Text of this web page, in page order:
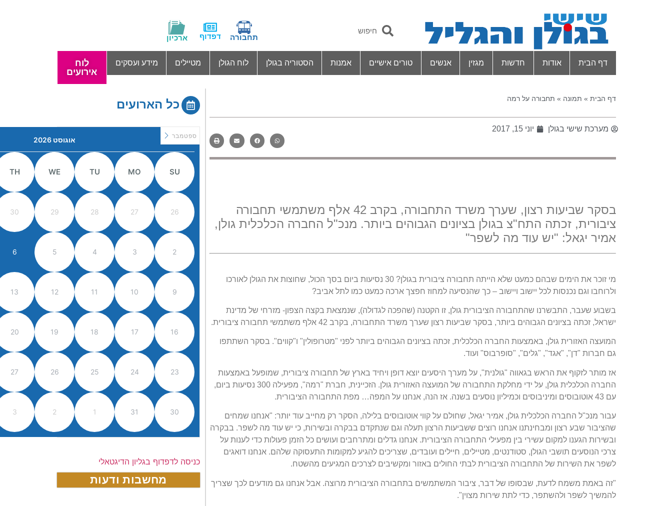
תחבורה דפדוף ארכיון
דף הבית אודות חדשות מגזין אנשים טורים אישיים אמנות הסטוריה בגולן לוח הגולן מטיילים מידע ועסקים
לוח
אירועים
דף הבית » תמונה » תחבורה על רמה
מערכת שישי בגולן יוני 15, 2017
בסקר שביעות רצון, שערך משרד התחבורה, בקרב 42 אלף משתמשי תחבורה
ציבורית, זכתה התח"צ בגולן בציונים הגבוהים ביותר. מנכ"ל החברה הכלכלית גולן,
אמיר יגאל: "יש עוד מה לשפר"
מי זוכר את הימים שבהם כמעט שלא הייתה תחבורה ציבורית בגולן? 30 נסיעות ביום בסך הכול, שחוצות את הגולן לאורכו
ולרוחבו וגם נכנסות לכל יישוב ויישוב – כך שהנסיעה למחוז חפצך ארכה כמעט כמו לתל אביב?
בשבוע שעבר, התבשרנו שהתחבורה הציבורית גולן, זו הקטנה (שהפכה לגדולה), שנמצאת בקצה הצפון- מזרחי של מדינת
ישראל, זכתה בציונים הגבוהים ביותר, בסקר שביעות רצון שערך משרד התחבורה, בקרב 42 אלף משתמשי תחבורה ציבורית.
המועצה האזורית גולן, באמצעות החברה הכלכלית, זכתה בציונים הגבוהים ביותר לפני "מטרופולין" ו"קווים". בסקר השתתפו
גם חברות "דן", "אגד", "גלים", "סופרבוס" ועוד.
אז מותר לזקוף את הראש בגאווה "גולנית", על מערך היסעים יוצא דופן ויחיד בארץ של תחבורה ציבורית, שמופעל באמצעות
החברה הכלכלית גולן, על ידי מחלקת התחבורה של המועצה האזורית גולן. הזכיינית, חברת "רמה", מפעילה 300 נסיעות ביום,
עם 43 אוטובוסים ומיניבוסים וכמיליון נוסעים בשנה. אז הנה, אנחנו על המפה… מפת התחבורה הציבורית.
עבור מנכ"ל החברה הכלכלית גולן, אמיר יגאל, שחולם על קווי אוטובוסים בלילה, הסקר רק מחייב עוד יותר: "אנחנו שמחים
שהציבור שבע רצון ומבחינתנו אנחנו רוצים ששביעות הרצון תעלה וגם שנתקדם בבקרה ובשירות, כי יש עוד מה לשפר. בבקרה
ובשירות הגענו למקום עשירי בין מפעילי התחבורה הציבורית. אנחנו גדלים ומתרחבים ועושים כל הזמן פעולות כדי לענות על
צרכי הנוסעים תושבי הגולן, סטודנטים, מטיילים, חיילים ועובדים, שצריכים להגיע למקומות התעסוקה שלהם. אנחנו דואגים
לשפר את השירות של התחבורה הציבורית לבתי החולים באזור ומקשיבים לצרכים המגיעים מהשטח.
"זה באמת משמח לדעת, שבסופו של דבר, ציבור המשתמשים בתחבורה הציבורית מרוצה. אבל אנחנו גם מודעים לכך שצריך
להמשיך לשפר ולהשתפר, כדי לתת שירות מצוין".
כל הארועים
אוגוסט 2026 ספטמבר
SU
MO
TU
WE
TH
26
27
28
29
30
2
3
4
5
6
9
10
11
12
13
16
17
18
19
20
23
24
25
26
27
30
31
1
2
3
כניסה לדפדוף בגליון הדיגטאלי
מחשבות ודעות